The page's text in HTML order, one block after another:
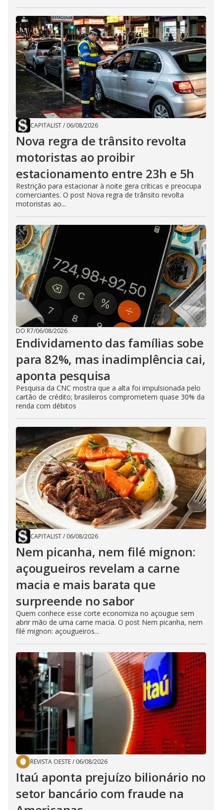
CAPITALIST/ 06/08/2026
Nova regra de trânsito revolta
motoristas ao proibir
estacionamento entre 23h e 5h
Restrição para estacionar à noite gera críticas e preocupa
comerciantes. O post Nova regra de trânsito revolta
motoristas ao...
DO R7/06/08/2026
Endividamento das famílias sobe
para 82%, mas inadimplência cai,
aponta pesquisa
Pesquisa da CNC mostra que a alta foi impulsionada pelo
cartão de crédito; brasileiros comprometem quase 30% da
renda com débitos
CAPITALIST/ 06/08/2026
Nem picanha, nem filé mignon:
açougueiros revelam a carne
macia e mais barata que
surpreende no sabor
Quem conhece esse corte economiza no açougue sem
abrir mão de uma carne macia. O post Nem picanha, nem
filé mignon: açougueiros...
REVISTA OESTE/ 06/08/2026
Itaú aponta prejuízo bilionário no
setor bancário com fraude na